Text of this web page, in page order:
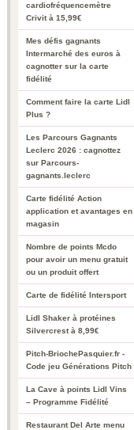
cardiofréquencemètre
Crivit à 15,99€
Mes défis gagnants
Intermarché des euros à
cagnotter sur la carte
fidélité
Comment faire la carte Lidl
Plus ?
Les Parcours Gagnants
Leclerc 2026 : cagnottez
sur Parcours-
gagnants.leclerc
Carte fidélité Action
application et avantages en
magasin
Nombre de points Mcdo
pour avoir un menu gratuit
ou un produit offert
Carte de fidélité Intersport
Lidl Shaker à protéines
Silvercrest à 8,99€
Pitch-BriochePasquier.fr -
Code jeu Générations Pitch
La Cave à points Lidl Vins
– Programme Fidélité
Restaurant Del Arte menu